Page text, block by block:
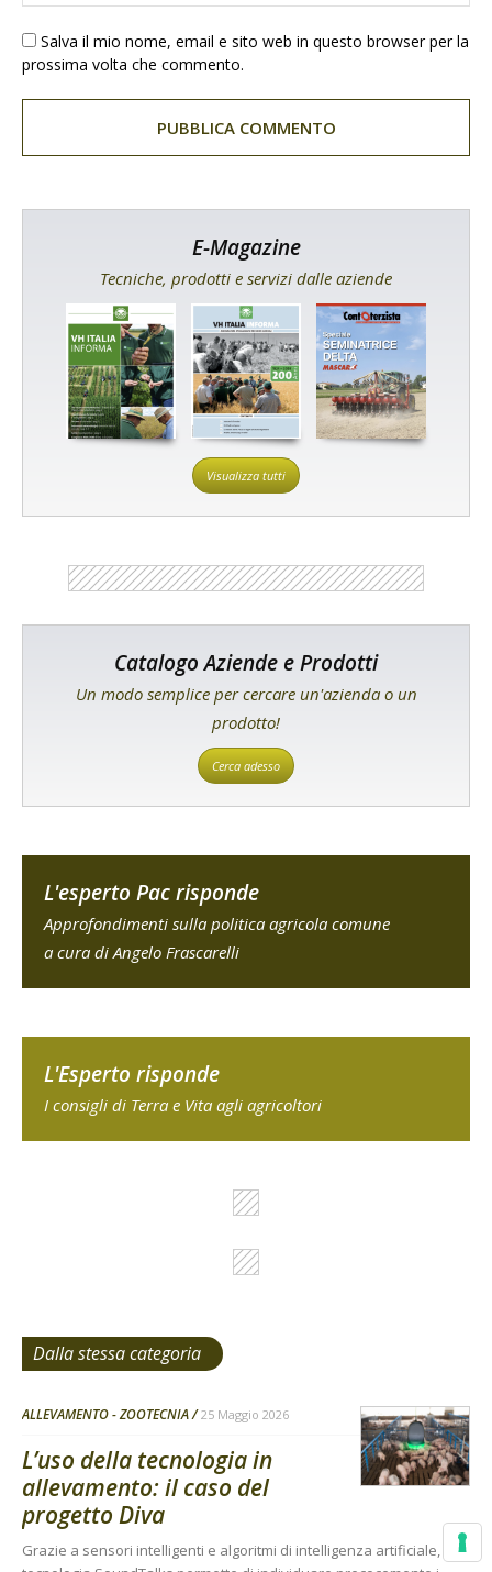
Salva il mio nome, email e sito web in questo browser per la
prossima volta che commento.
E-Magazine
Tecniche, prodotti e servizi dalle aziende
Visualizza tutti
Catalogo Aziende e Prodotti
Un modo semplice per cercare un'azienda o un
prodotto!
Cerca adesso
L'esperto Pac risponde
Approfondimenti sulla politica agricola comune
a cura di Angelo Frascarelli
L'Esperto risponde
I consigli di Terra e Vita agli agricoltori
Dalla stessa categoria
ALLEVAMENTO - ZOOTECNIA 25 Maggio 2026
L’uso della tecnologia in
allevamento: il caso del
progetto Diva
Grazie a sensori intelligenti e algoritmi di intelligenza artificiale, la